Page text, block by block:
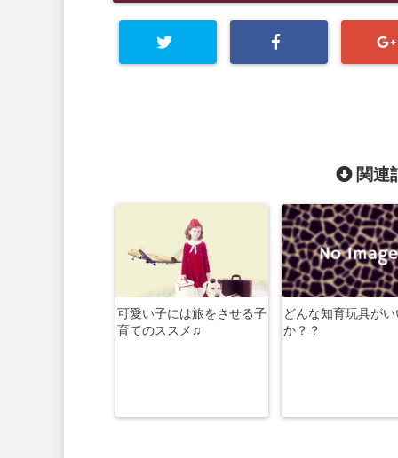
関連
可愛い子には旅をさせる子
育てのススメ♫
どんな知育玩具が
か？？